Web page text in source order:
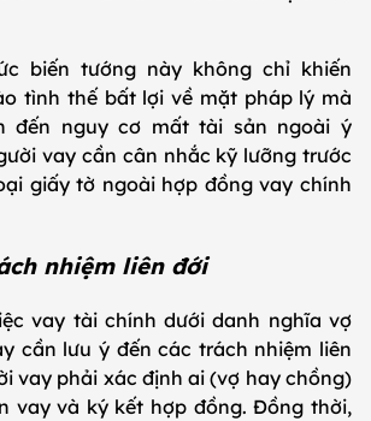
biến tướng này không chỉ khiến
tình thế bất lợi về mặt pháp lý mà
đến nguy cơ mất tài sản ngoài ý
vay cần cân nhắc kỹ lưỡng trước
giấy tờ ngoài hợp đồng vay chính
nhiệm liên đới
vay tài chính dưới danh nghĩa vợ
cần lưu ý đến các trách nhiệm liên
vay phải xác định ai (vợ hay chồng)
vay và ký kết hợp đồng. Đồng thời,